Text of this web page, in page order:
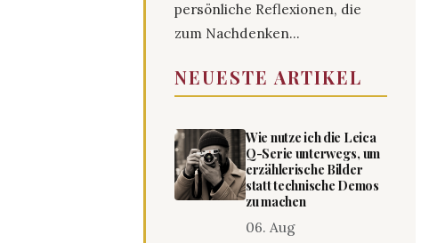
persönliche Reflexionen, die
zum Nachdenken...
NEUESTE ARTIKEL
Wie nutze ich die Leica
Q-Serie unterwegs, um
erzählerische Bilder
statt technische Demos
zu machen
06. Aug